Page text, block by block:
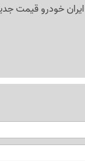
ایران خودرو قیمت جدید خودرو ری‌را